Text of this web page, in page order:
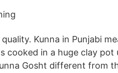
Kunna in Punjabi
cooked in a huge clay pot
Gosht different from